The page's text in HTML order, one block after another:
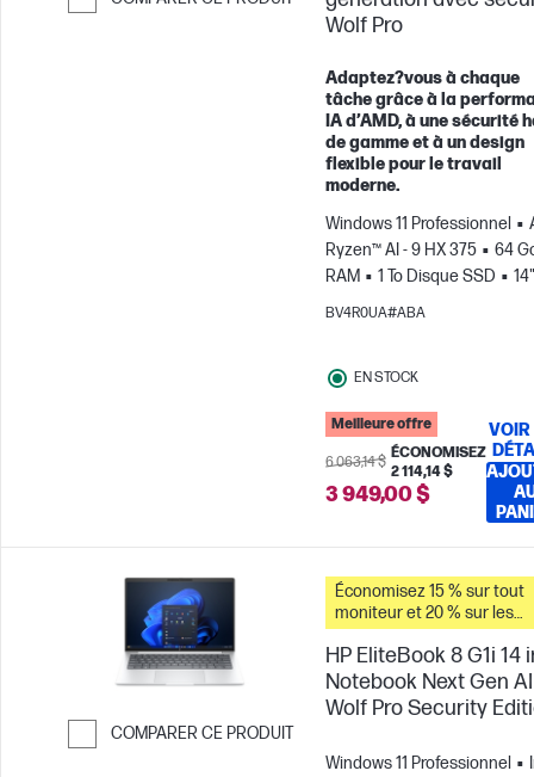
Wolf Pro
Adaptez?vous à chaque
tâche grâce à la
IA d’AMD, à une sécurité
de gamme et à un design
flexible pour le travail
moderne.
Windows 11 Professionnel
Ryzen™ AI - 9 HX 375
64
RAM
1 To Disque SSD
14"
2.8K OLED Écran tactile
BV4R0UA#ABA
EN STOCK
Meilleure offre
6 063,14 $
ÉCONOMISEZ
2 114,14 $
3 949,00 $
VOIR
COMPARER CE PRODUIT
Économisez 15 % sur tout
moniteur et 20 % sur les
accessoires pour PC
vous achetez ce PC.
HP EliteBook 8 G1i 14
Notebook Next Gen
Wolf Pro Security
Windows 11 Professionnel